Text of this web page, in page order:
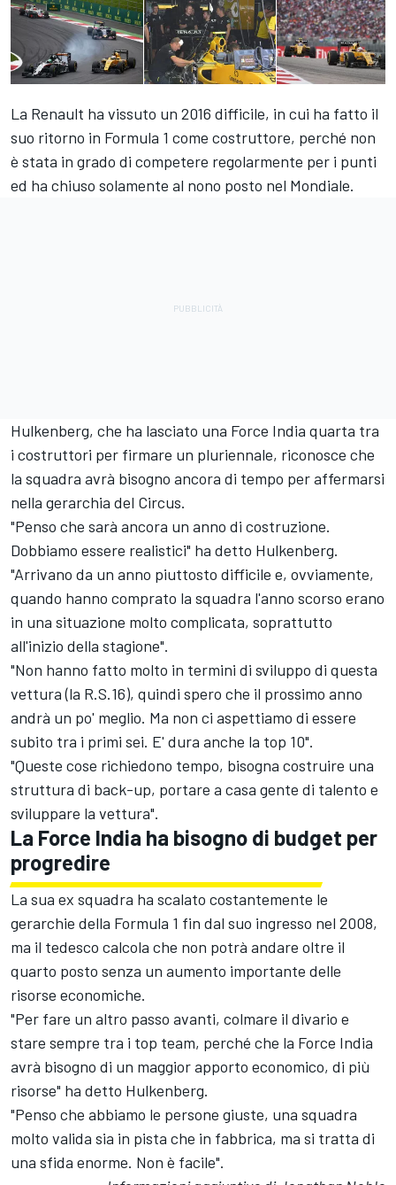
La Renault ha vissuto un 2016 difficile, in cui ha fatto il
suo ritorno in Formula 1 come costruttore, perché non
è stata in grado di competere regolarmente per i punti
ed ha chiuso solamente al nono posto nel Mondiale.
Hulkenberg, che ha lasciato una Force India quarta tra
i costruttori per firmare un pluriennale, riconosce che
la squadra avrà bisogno ancora di tempo per affermarsi
nella gerarchia del Circus.
"Penso che sarà ancora un anno di costruzione.
Dobbiamo essere realistici" ha detto Hulkenberg.
"Arrivano da un anno piuttosto difficile e, ovviamente,
quando hanno comprato la squadra l'anno scorso erano
in una situazione molto complicata, soprattutto
all'inizio della stagione".
"Non hanno fatto molto in termini di sviluppo di questa
vettura (la R.S.16), quindi spero che il prossimo anno
andrà un po' meglio. Ma non ci aspettiamo di essere
subito tra i primi sei. E' dura anche la top 10".
"Queste cose richiedono tempo, bisogna costruire una
struttura di back-up, portare a casa gente di talento e
sviluppare la vettura".
La Force India ha bisogno di budget per
progredire
La sua ex squadra ha scalato costantemente le
gerarchie della Formula 1 fin dal suo ingresso nel 2008,
ma il tedesco calcola che non potrà andare oltre il
quarto posto senza un aumento importante delle
risorse economiche.
"Per fare un altro passo avanti, colmare il divario e
stare sempre tra i top team, perché che la Force India
avrà bisogno di un maggior apporto economico, di più
risorse" ha detto Hulkenberg.
"Penso che abbiamo le persone giuste, una squadra
molto valida sia in pista che in fabbrica, ma si tratta di
una sfida enorme. Non è facile".